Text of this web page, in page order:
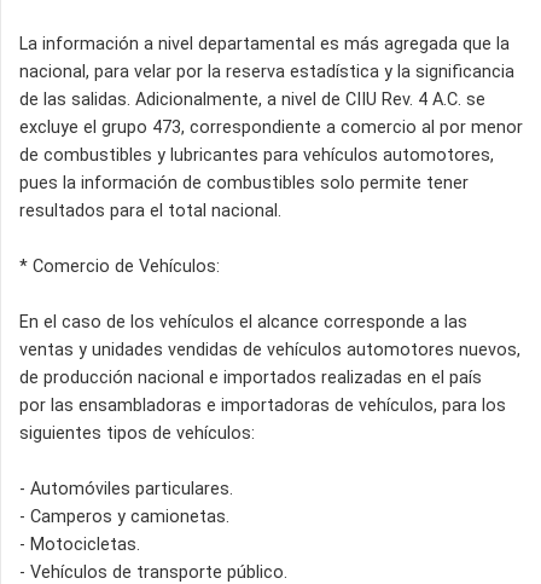
La información a nivel departamental es más agregada que la
nacional, para velar por la reserva estadística y la significancia
de las salidas. Adicionalmente, a nivel de CIIU Rev. 4 A.C. se
excluye el grupo 473, correspondiente a comercio al por menor
de combustibles y lubricantes para vehículos automotores,
pues la información de combustibles solo permite tener
resultados para el total nacional.
* Comercio de Vehículos:
En el caso de los vehículos el alcance corresponde a las
ventas y unidades vendidas de vehículos automotores nuevos,
de producción nacional e importados realizadas en el país
por las ensambladoras e importadoras de vehículos, para los
siguientes tipos de vehículos:
- Automóviles particulares.
- Camperos y camionetas.
- Motocicletas.
- Vehículos de transporte público.